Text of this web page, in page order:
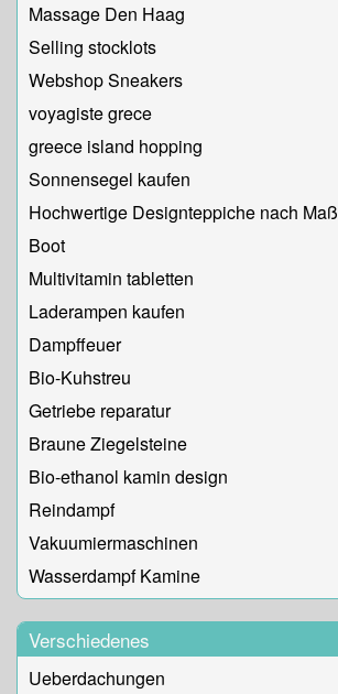
Massage Den Haag
Selling stocklots
Webshop Sneakers
voyagiste grece
greece island hopping
Sonnensegel kaufen
Hochwertige Designteppiche nach Maß
Boot
Multivitamin tabletten
Laderampen kaufen
Dampffeuer
Bio-Kuhstreu
Getriebe reparatur
Braune Ziegelsteine
Bio-ethanol kamin design
Reindampf
Vakuumiermaschinen
Wasserdampf Kamine
Verschiedenes
Ueberdachungen